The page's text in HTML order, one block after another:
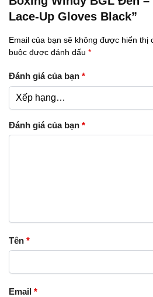
Lace-Up Gloves Black”
Email của bạn sẽ không được hiển thị
buộc được đánh dấu *
Đánh giá của bạn *
Đánh giá của bạn *
Tên *
Email *